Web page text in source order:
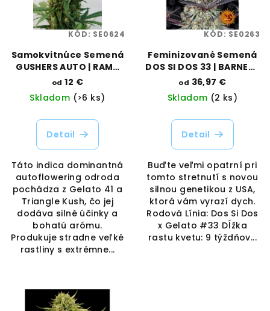
Samokvitnúce Semená
GUSHERS AUTO | RAMA
SEEDS
od 12 €
Skladom (>6 ks)
Detail
Táto indica dominantná
autoflowering odroda
pochádza z Gelato 41 a
Triangle Kush, čo jej
dodáva silné účinky a
bohatú arómu.
Produkuje stradne veľké
rastliny s extrémne...
KÓD: SE0624
Feminizované Semená
DOS SI DOS 33 | BARNEYS
FARM
od 36,97 €
Skladom (2 ks)
Detail
Buďte veľmi opatrní pri
tomto stretnutí s novou
silnou genetikou z USA,
ktorá vám vyrazí dych.
Rodová Línia: Dos Si Dos
x Gelato #33 Dĺžka
rastu kvetu: 9 týždňov...
KÓD: SE0263